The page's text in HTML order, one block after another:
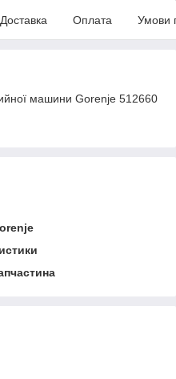
Доставка Оплата Умови
машини Gorenje 512660